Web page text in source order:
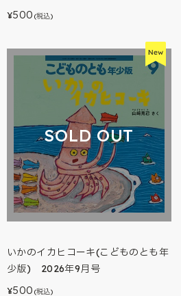
¥500 (税込)
SOLD OUT
いかのイカヒコーキ(こどものとも年
少版) 2026年9月号
¥500 (税込)